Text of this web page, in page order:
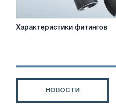
Характеристики
фитингов
Характеристики фитингов
НОВОСТИ